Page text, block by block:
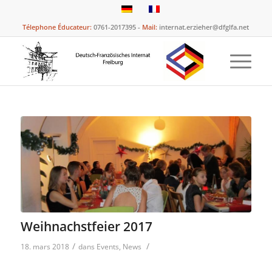
Télephone Éducateur: 0761-2017395 - Mail: internat.erzieher@dfglfa.net
Weihnachstfeier 2017
18. mars 2018 / dans Events, News /